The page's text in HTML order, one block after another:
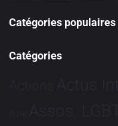
Catégories populaires
Catégories
Actions Actus
Asie Assos.